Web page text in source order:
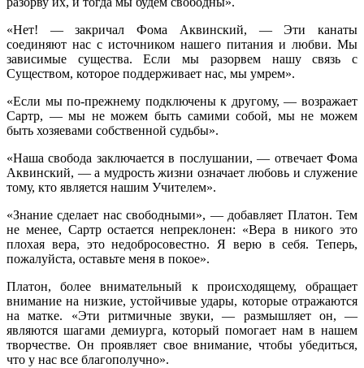
«Нет! — закричал Фома Аквинский, — Эти канаты
соединяют нас с источником нашего питания и любви. Мы
зависимые существа. Если мы разорвем нашу связь с
Существом, которое поддерживает нас, мы умрем».
«Если мы по-прежнему подключены к другому, — возражает
Сартр, — мы не можем быть самими собой, мы не можем
быть хозяевами собственной судьбы».
«Наша свобода заключается в послушании, — отвечает Фома
Аквинский, — а мудрость жизни означает любовь и служение
тому, кто является нашим Учителем».
«Знание сделает нас свободными», — добавляет Платон. Тем
не менее, Сартр остается непреклонен: «Вера в никого это
плохая вера, это недобросовестно. Я верю в себя. Теперь,
пожалуйста, оставьте меня в покое».
Платон, более внимательный к происходящему, обращает
внимание на низкие, устойчивые удары, которые отражаются
на матке. «Эти ритмичные звуки, — размышляет он, —
являются шагами демиурга, который помогает нам в нашем
творчестве. Он проявляет свое внимание, чтобы убедиться,
что у нас все благополучно».